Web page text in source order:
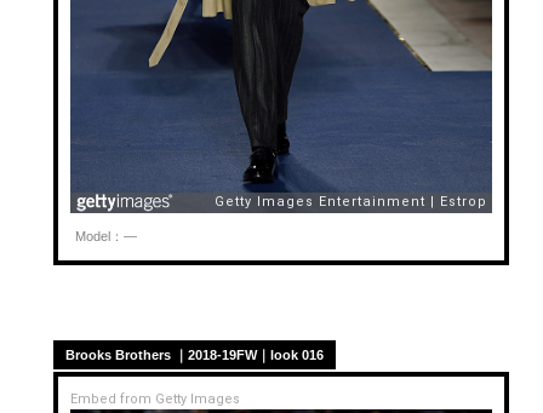
Model：—
Brooks Brothers ｜2018-19FW｜look 016
Embed from Getty Images